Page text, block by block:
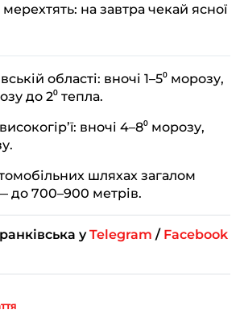
на завтра чекай ясної
області: вночі 1–5⁰ морозу,
до 2⁰ тепла.
вночі 4–8⁰ морозу,
шляхах загалом
до 700–900 метрів.
уTelegram / Facebook